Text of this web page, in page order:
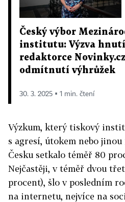
Český výbor
institutu: Výzva
redaktorce
odmítnutí výhrůžek
30. 3. 2025 ▪ 1 min. čtení
Výzkum, který tiskový
s agresí, útokem nebo
Česku setkalo téměř 80
Nejčastěji, v téměř dvou
procent), šlo v posledním
na internetu, nejvíce na